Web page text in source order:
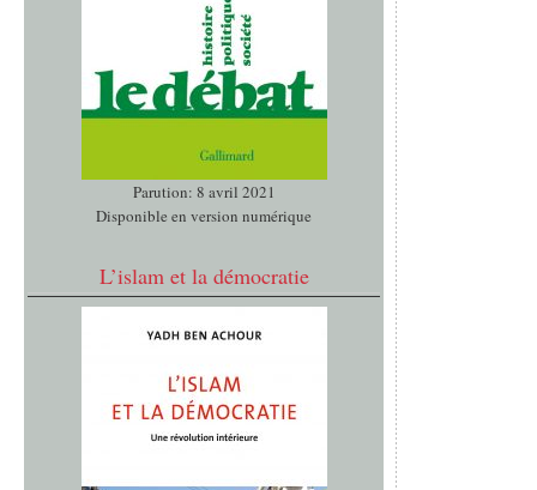
Parution: 8 avril 2021
Disponible en version numérique
L’islam et la démocratie